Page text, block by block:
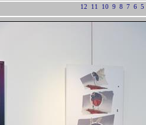
5
6
7
8
9
10
11
12